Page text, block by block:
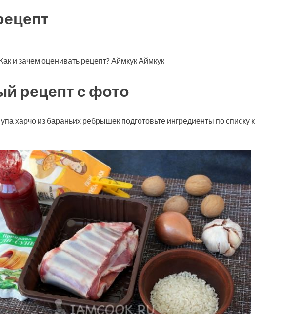
и зачем оценивать рецепт? Аймкук Аймкук
рецепт с фото
харчо из бараньих ребрышек подготовьте ингредиенты по списку к